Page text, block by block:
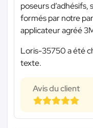
poseurs
formés par notre
applicateur agréé
Loris-35750 a été
texte.
Avis du client